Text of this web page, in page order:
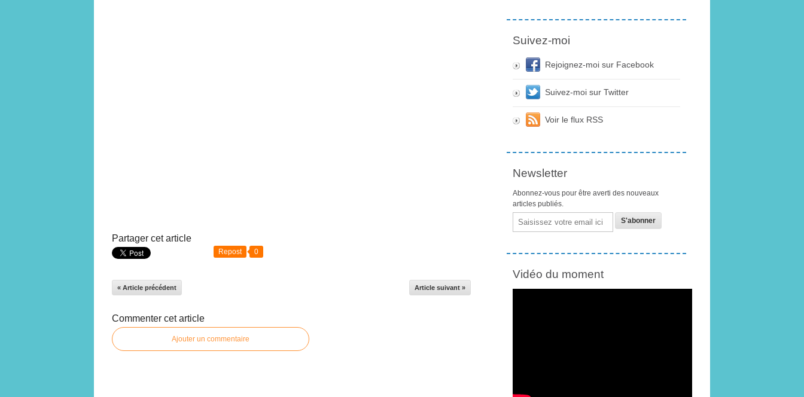
Partager cet article
Repost 0
« Article précédent Article suivant »
Commenter cet article
Ajouter un commentaire
Suivez-moi
Rejoignez-moi sur Facebook
Suivez-moi sur Twitter
Voir le flux RSS
Newsletter
Abonnez-vous pour être averti des nouveaux
articles publiés.
Email
Vidéo du moment